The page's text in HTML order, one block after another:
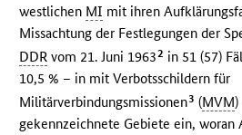
westlichen MI mit ihren
Missachtung der Festlegungen der
DDR vom 21. Juni 19632 in 51 (57)
10,5 % – in mit Verbotsschildern für
Militärverbindungsmissionen3 (MVM
gekennzeichnete Gebiete ein, woran